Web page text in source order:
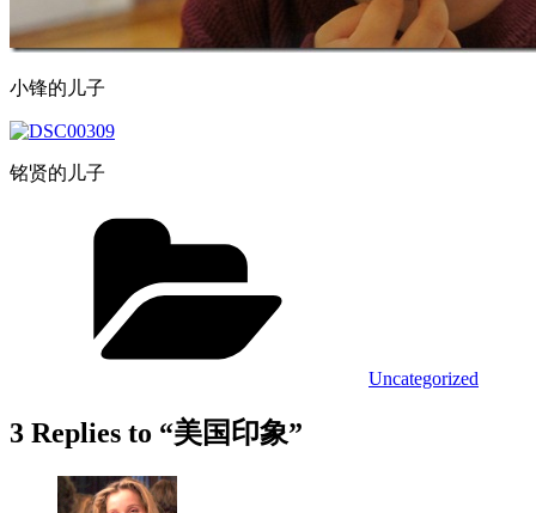
小锋的儿子
铭贤的儿子
Uncategorized
3 Replies to “美国印象”